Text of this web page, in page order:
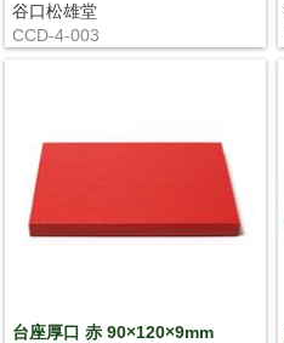
谷口松雄堂
CCD-4-003
台座厚口 赤 90×120×9mm